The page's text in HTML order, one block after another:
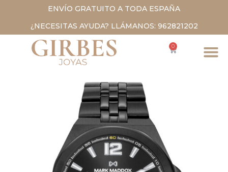
ENVÍO GRATUITO A TODA ESPAÑA
¿NECESITAS AYUDA? LLÁMANOS: 962821202
0